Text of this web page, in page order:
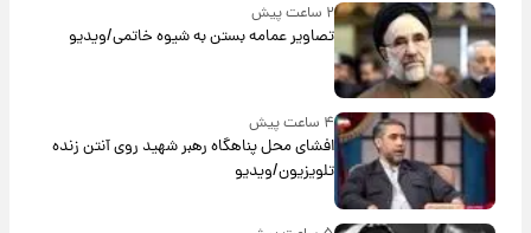
۲ ساعت پیش
تصاویر عمامه بستن به شیوه خاتمی/ویدیو
۴ ساعت پیش
افشای محل پناهگاه‌ رهبر شهید روی آنتن زنده
تلویزیون/ویدیو